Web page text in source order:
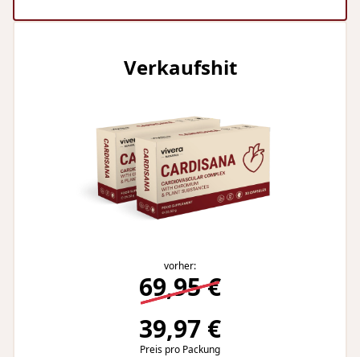
Verkaufshit
vorher:
69,95 €
39,97 €
Preis pro Packung